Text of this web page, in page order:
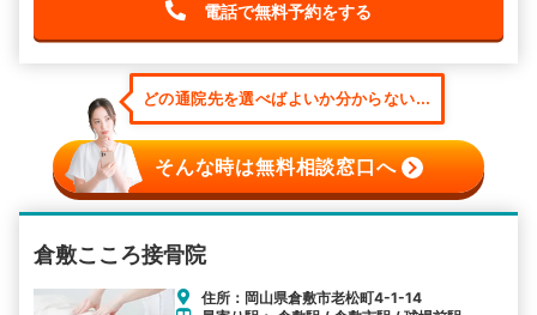
電話で無料予約をする
どの通院先を選べばよいか分からない...
そんな時は無料相談窓口へ
倉敷こころ接骨院
住所：岡山県倉敷市老松町4-1-14